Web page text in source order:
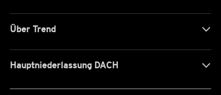
Über Trend
Hauptniederlassung DACH